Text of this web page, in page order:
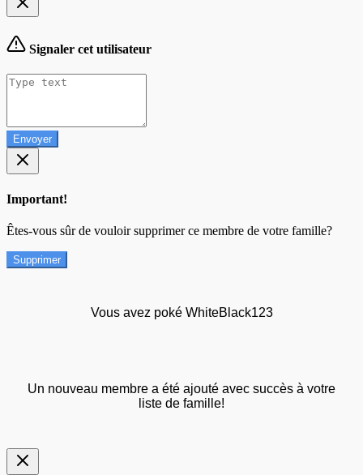
Signaler cet utilisateur
Envoyer
Important!
Êtes-vous sûr de vouloir supprimer ce membre de votre famille?
Supprimer
Vous avez poké WhiteBlack123
Un nouveau membre a été ajouté avec succès à votre
liste de famille!